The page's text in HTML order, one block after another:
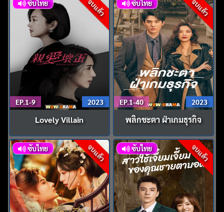
จบแล้ว
ซับไทย
EP.1-9 2023
Lovely Villain
จบแล้ว
ซับไทย
EP.1-40 2023
พลิกชะตา ฝ่าเกมธุรกิจ
จบแล้ว
ซับไทย จบแล้ว
ซับไทย